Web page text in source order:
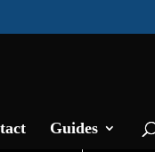
Guides